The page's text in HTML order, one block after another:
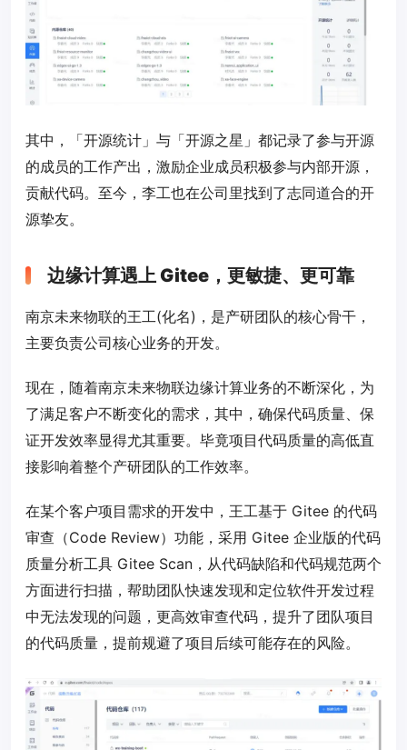
其中，「开源统计」与「开源之星」都记录了参与开源
的成员的工作产出，激励企业成员积极参与内部开源，
贡献代码。至今，李工也在公司里找到了志同道合的开
源挚友。
边缘计算遇上 Gitee，更敏捷、更可靠
南京未来物联的王工(化名)，是产研团队的核心骨干，
主要负责公司核心业务的开发。
现在，随着南京未来物联边缘计算业务的不断深化，为
了满足客户不断变化的需求，其中，确保代码质量、保
证开发效率显得尤其重要。毕竟项目代码质量的高低直
接影响着整个产研团队的工作效率。
在某个客户项目需求的开发中，王工基于 Gitee 的代码
审查（Code Review）功能，采用 Gitee 企业版的代码
质量分析工具 Gitee Scan，从代码缺陷和代码规范两个
方面进行扫描，帮助团队快速发现和定位软件开发过程
中无法发现的问题，更高效审查代码，提升了团队项目
的代码质量，提前规避了项目后续可能存在的风险。